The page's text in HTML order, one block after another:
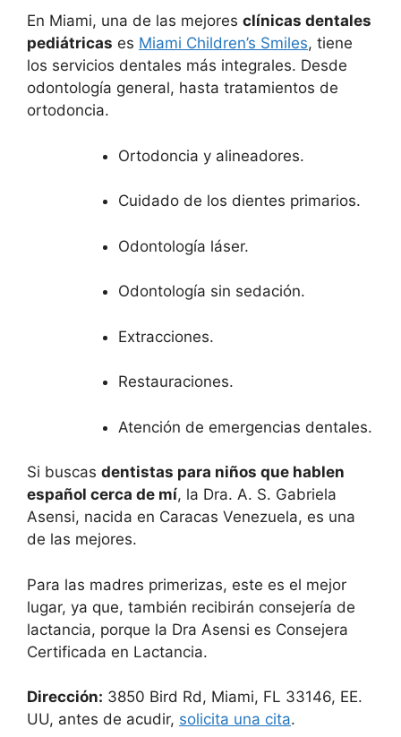
En Miami, una de las mejores clínicas dentales
pediátricas es Miami Children’s Smiles, tiene
los servicios dentales más integrales. Desde
odontología general, hasta tratamientos de
ortodoncia.
Ortodoncia y alineadores.
Cuidado de los dientes primarios.
Odontología láser.
Odontología sin sedación.
Extracciones.
Restauraciones.
Atención de emergencias dentales.
Si buscas dentistas para niños que hablen
español cerca de mí, la Dra. A. S. Gabriela
Asensi, nacida en Caracas Venezuela, es una
de las mejores.
Para las madres primerizas, este es el mejor
lugar, ya que, también recibirán consejería de
lactancia, porque la Dra Asensi es Consejera
Certificada en Lactancia.
Dirección: 3850 Bird Rd, Miami, FL 33146, EE.
UU, antes de acudir, solicita una cita.